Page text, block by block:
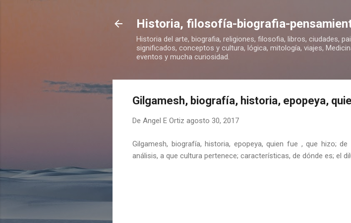
Historia, filosofía-biografia-
Historia del arte, biografia, religiones, filosofia, libros, ciudades,
significados, conceptos y cultura, lógica, mitología, viajes,
eventos y mucha curiosidad.
Gilgamesh, biografía, historia, epopeya,
De Angel E Ortiz agosto 30, 2017
Gilgamesh, biografía, historia, epopeya, quien fue , que hizo;
análisis, a que cultura pertenece; características, de dónde es; el